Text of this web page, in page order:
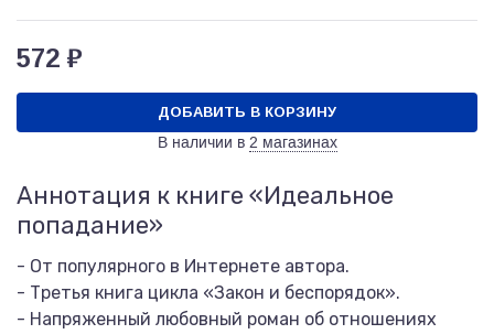
572 ₽
ДОБАВИТЬ В КОРЗИНУ
В наличии в 2 магазинах
Аннотация к книге «Идеальное
попадание»
- От популярного в Интернете автора.
- Третья книга цикла «Закон и беспорядок».
- Напряженный любовный роман об отношениях